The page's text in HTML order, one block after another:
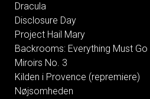
Dracula
Disclosure Day
Project Hail Mary
Backrooms: Everything Must Go
Miroirs No. 3
Kilden i Provence (repremiere)
Nøjsomheden